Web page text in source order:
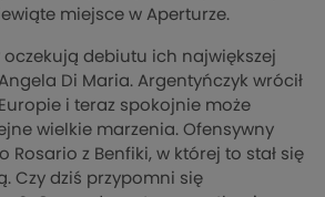
miejsce w Aperturze.
oczekują debiutu ich największej
Di Maria. Argentyńczyk wrócił
i teraz spokojnie może
wielkie marzenia. Ofensywny
Rosario z Benfiki, w której to stał się
Czy dziś przypomni się